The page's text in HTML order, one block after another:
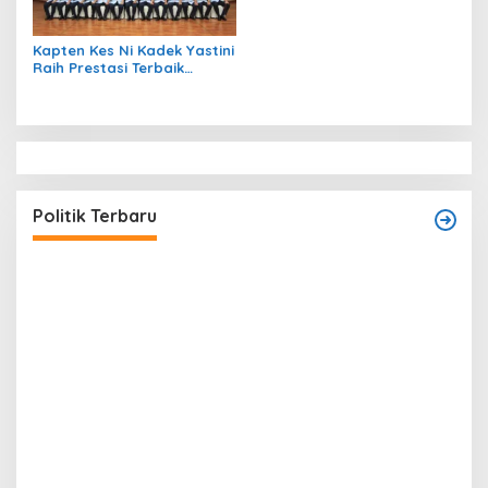
Kapten Kes Ni Kadek Yastini
Raih Prestasi Terbaik
Politik Terbaru